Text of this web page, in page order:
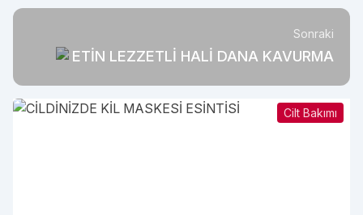
Sonraki
ETİN LEZZETLİ HALİ DANA KAVURMA
Cilt Bakımı